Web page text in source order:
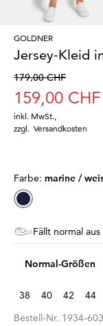
GOLDNER
Jersey-Kleid
179,00 CHF
159,00 CHF
inkl. MwSt.
zzgl. Versandkosten
Farbe: marine /
Fällt normal aus
Normal-Größen
38 40 42 44
Bestell-Nr. 1934-603